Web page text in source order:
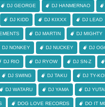
DJ GEORGE DJ HANMERNAO
DJ KIDD DJ KIXXX DJ LEAD
DJ MARTIN DJ MIGHTY
DJ NONKEY DJ NUCKEY DJ
DJ RIO DJ RYOW DJ SN-Z
DJ SWING DJ TAKU DJ TY-
DJ WATARU DJ YAMA DJ
DOG LOVE RECORDS DO IT